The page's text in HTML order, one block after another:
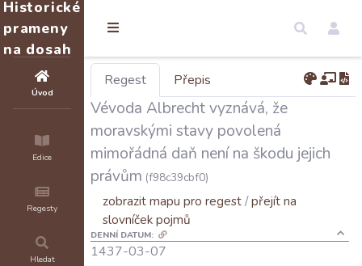
Historické
prameny
na dosah
Úvod
Edice
Regesty
Hledat
Regest Přepis
Vévoda Albrecht vyznává, že
moravskými stavy povolená
mimořádná daň není na škodu jejich
právům (f98c39cbf0)
zobrazit mapu pro regest/přejít na
slovníček pojmů
DENNÍ DATUM:
1437-03-07